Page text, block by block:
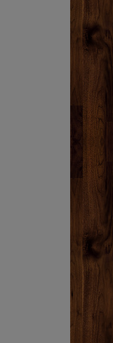
"Dr. Becher"
Reiniger | 500ml
Protall Spezial
ml
| 17,98 €